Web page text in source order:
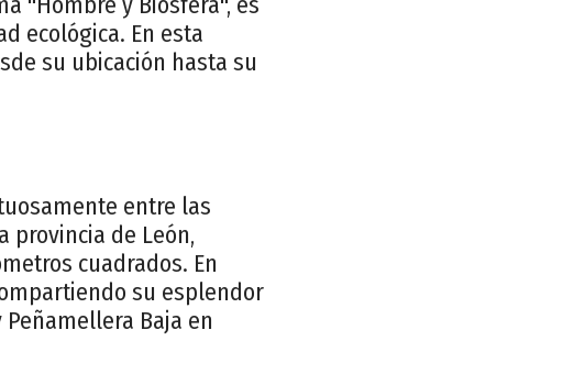
ecológica. En esta
su ubicación hasta su
entre las
provincia de León,
cuadrados. En
su esplendor
Peñamellera Baja en